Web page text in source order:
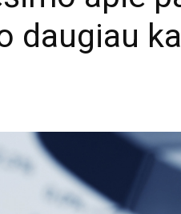
daugiau